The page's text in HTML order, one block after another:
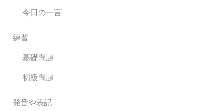
今日の一言
練習
基礎問題
初級問題
発音や表記